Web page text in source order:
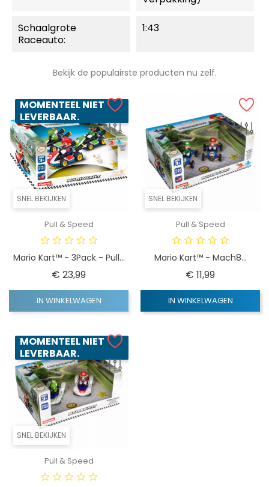
Schaalgrote
Raceauto:
1:43
Bekijk de populairste producten nu zelf.
SNEL BEKIJKEN
MOMENTEEL NIET
LEVERBAAR.
Pull & Speed
Mario Kart™ - 3Pack - Pull...
€ 23,99Prijs
IN WINKELWAGEN
SNEL BEKIJKEN
Pull & Speed
Mario Kart™ - Mach8...
€ 11,99Prijs
IN WINKELWAGEN
SNEL BEKIJKEN
MOMENTEEL NIET
LEVERBAAR.
Pull & Speed